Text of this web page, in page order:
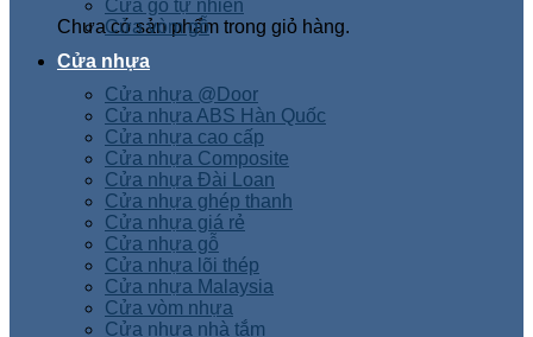
Chưa có sản phẩm trong giỏ hàng.
Cửa gỗ tự nhiên
Cửa vòm gỗ
Cửa nhựa
Cửa nhựa @Door
Cửa nhựa ABS Hàn Quốc
Cửa nhựa cao cấp
Cửa nhựa Composite
Cửa nhựa Đài Loan
Cửa nhựa ghép thanh
Cửa nhựa giá rẻ
Cửa nhựa gỗ
Cửa nhựa lõi thép
Cửa nhựa Malaysia
Cửa vòm nhựa
Cửa nhựa nhà tắm